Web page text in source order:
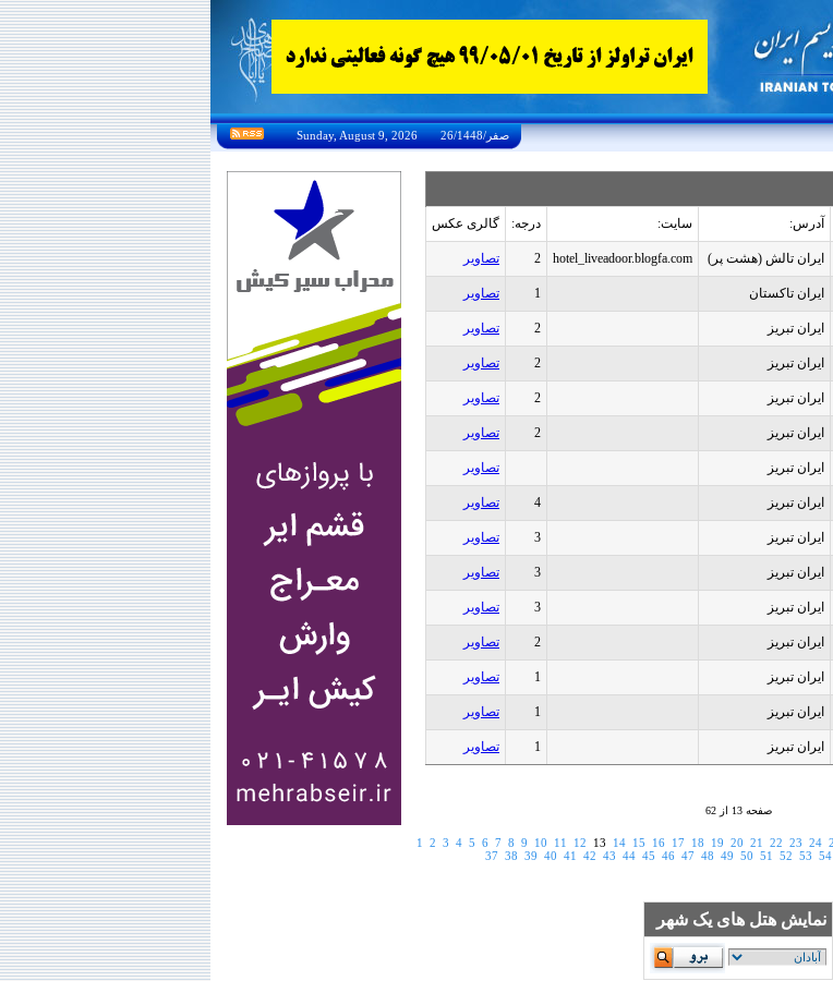
Sunday, August 9, 2026 26/صفر/1448
آدرس: سایت: درجه: گالری عکس
ایران تالش (هشت پر) hotel_liveadoor.blogfa.com
2 تصاویر
ایران تاکستان 1 تصاویر
ایران تبريز 2 تصاویر
ایران تبريز 2 تصاویر
ایران تبريز 2 تصاویر
ایران تبريز 2 تصاویر
ایران تبريز تصاویر
ایران تبريز 4 تصاویر
ایران تبريز 3 تصاویر
ایران تبريز 3 تصاویر
ایران تبريز 3 تصاویر
ایران تبريز 2 تصاویر
ایران تبريز 1 تصاویر
ایران تبريز 1 تصاویر
ایران تبريز 1 تصاویر
صفحه 13 از 62
1 2 3 4 5 6 7 8 9 10 11 12 13 14 15 16 17 18 19 20 21 22 23 24
37 38 39 40 41 42 43 44 45 46 47 48 49 50 51 52 53 54
نمایش هتل های یک شهر